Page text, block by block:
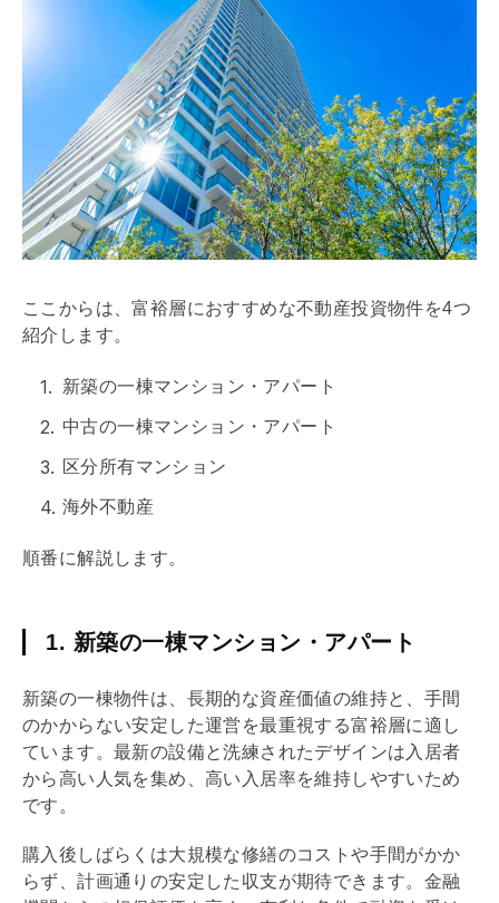
ここからは、富裕層におすすめな不動産投資物件を4つ
紹介します。
新築の一棟マンション・アパート
中古の一棟マンション・アパート
区分所有マンション
海外不動産
順番に解説します。
1. 新築の一棟マンション・アパート
新築の一棟物件は、長期的な資産価値の維持と、手間
のかからない安定した運営を最重視する富裕層に適し
ています。最新の設備と洗練されたデザインは入居者
から高い人気を集め、高い入居率を維持しやすいため
です。
購入後しばらくは大規模な修繕のコストや手間がかか
らず、計画通りの安定した収支が期待できます。金融